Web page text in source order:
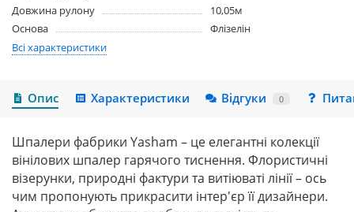
Довжина рулону
10,05м
Основа
Флізелін
Всі характеристики
Опис Характеристики Відгуки 0
Шпалери фабрики Yasham – це елегантні колекції
вінілових шпалер гарячого тиснення. Флористичні
візерунки, природні фактури та витіюваті лінії – ось
чим пропонують прикрасити інтер'єр її дизайнери.